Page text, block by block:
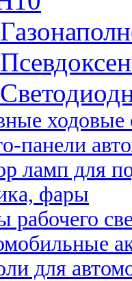
ходовые
панели
ламп для
фары
рабочего
для